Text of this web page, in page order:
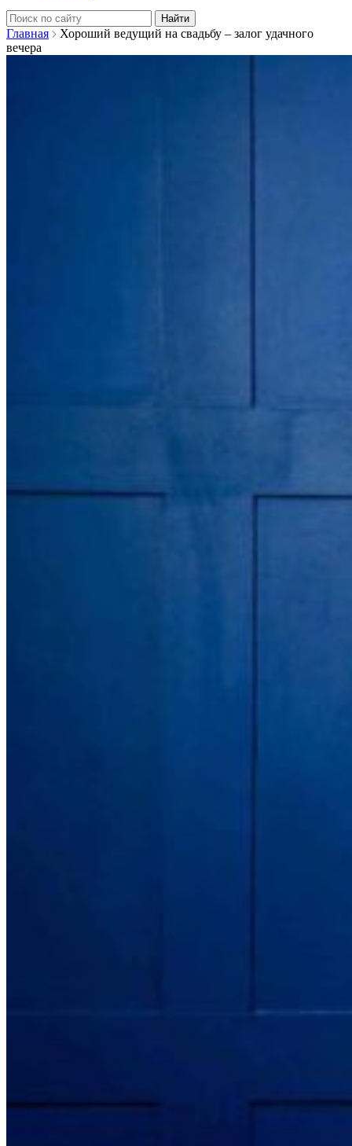
Найти:
Главная
Хороший ведущий на свадьбу – залог удачного
вечера